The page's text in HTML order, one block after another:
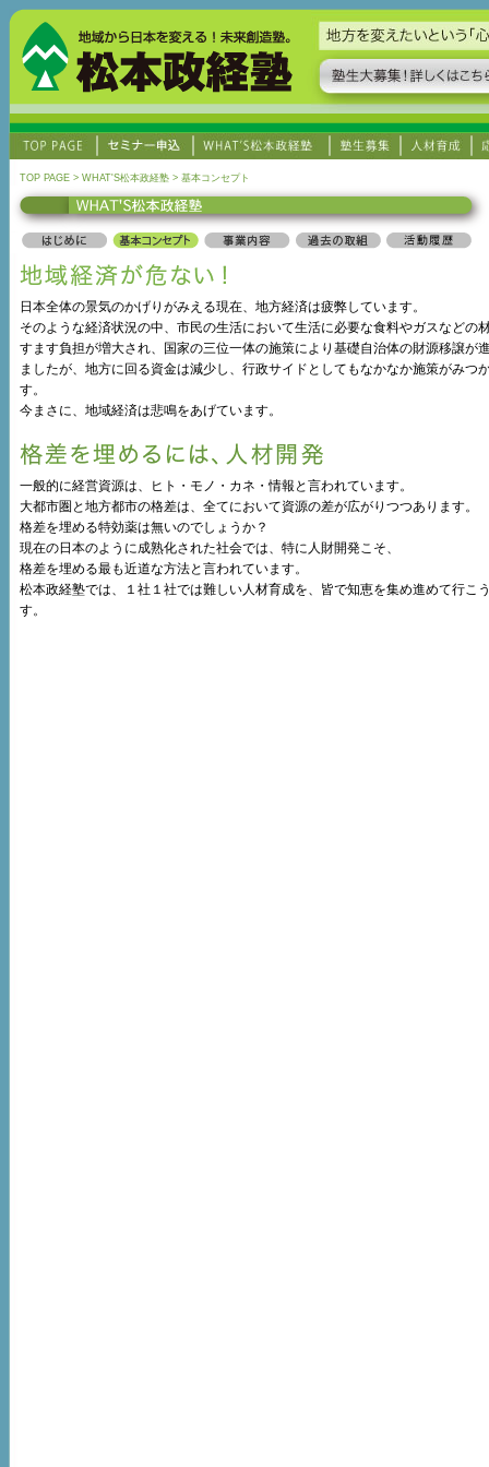
TOP PAGE > WHAT'S松本政経塾 > 基本コンセプト
日本全体の景気のかげりがみえる現在、地方経済は疲弊しています。
そのような経済状況の中、市民の生活において生活に必要な食料やガスなどの
すます負担が増大され、国家の三位一体の施策により基礎自治体の財源移譲が
ましたが、地方に回る資金は減少し、行政サイドとしてもなかなか施策がみつ
す。
今まさに、地域経済は悲鳴をあげています。
一般的に経営資源は、ヒト・モノ・カネ・情報と言われています。
大都市圏と地方都市の格差は、全てにおいて資源の差が広がりつつあります。
格差を埋める特効薬は無いのでしょうか？
現在の日本のように成熟化された社会では、特に人財開発こそ、
格差を埋める最も近道な方法と言われています。
松本政経塾では、１社１社では難しい人材育成を、皆で知恵を集め進めて行こ
す。